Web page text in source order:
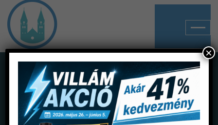
Shop
×